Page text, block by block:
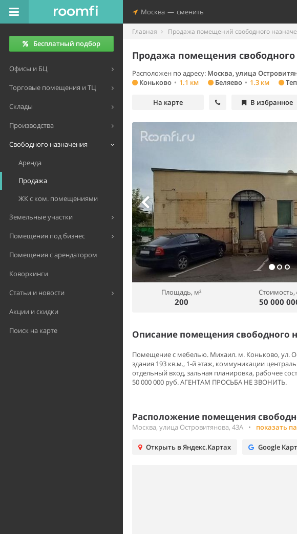
Москва — сменить
Бесплатный подбор
Офисы и БЦ
Торговые помещения и ТЦ
Склады
Производства
Свободного назначения
Аренда
Продажа
ЖК с ком. помещениями
Земельные участки
Помещения под бизнес
Помещения с арендатором
Коворкинги
Статьи и новости
Акции и скидки
Поиск на карте
Главная Продажа помещений свободного
Продажа помещения свободного
Расположен по адресу: Москва, улица
Коньково • 1.1 км Беляево • 1.3 км
На карте В избранное
Площадь, м²
200
Стоимость,
50 000
Описание помещения свободного
Помещение с мебелью. Михаил. м. Коньково, ул.
здания 193 кв.м., 1-й этаж, коммуникации
отдельный вход, зальная планировка, рабочее
50 000 000 руб. АГЕНТАМ ПРОСЬБА НЕ ЗВОНИТЬ.
Расположение помещения
Москва, улица Островитянова, 43А • показать
Открыть в Яндекс.Картах Google